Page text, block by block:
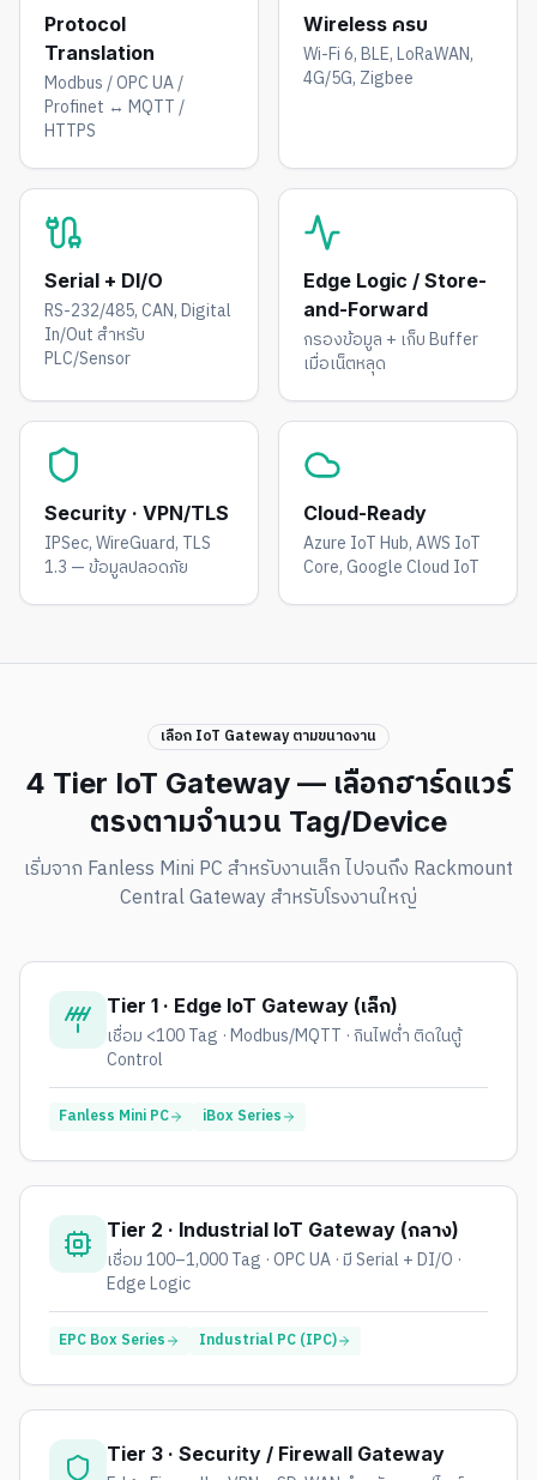
Protocol
Translation
Modbus / OPC UA /
Profinet ↔ MQTT /
HTTPS
Wireless ครบ
Wi-Fi 6, BLE, LoRaWAN,
4G/5G, Zigbee
Serial + DI/O
RS-232/485, CAN, Digital
In/Out สำหรับ
PLC/Sensor
Edge Logic / Store-
and-Forward
กรองข้อมูล + เก็บ Buffer
เมื่อเน็ตหลุด
Security · VPN/TLS
IPSec, WireGuard, TLS
1.3 — ข้อมูลปลอดภัย
Cloud-Ready
Azure IoT Hub, AWS IoT
Core, Google Cloud IoT
เลือก IoT Gateway ตามขนาดงาน
4 Tier IoT Gateway — เลือกฮาร์ดแวร์
ตรงตามจำนวน Tag/Device
เริ่มจาก Fanless Mini PC สำหรับงานเล็ก ไปจนถึง Rackmount
Central Gateway สำหรับโรงงานใหญ่
Tier 1 · Edge IoT Gateway (เล็ก)
เชื่อม <100 Tag · Modbus/MQTT · กินไฟต่ำ ติดในตู้
Control
Fanless Mini PC iBox Series
Tier 2 · Industrial IoT Gateway (กลาง)
เชื่อม 100–1,000 Tag · OPC UA · มี Serial + DI/O ·
Edge Logic
EPC Box Series Industrial PC (IPC)
Tier 3 · Security / Firewall Gateway